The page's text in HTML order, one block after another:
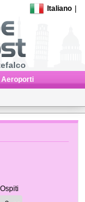
Italiano
Aeroporti
Ospiti